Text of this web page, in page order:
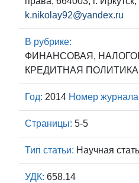
k.nikolay92@yandex.ru
В рубрике:
ФИНАНСОВАЯ,
КРЕДИТНАЯ ПОЛИТИКА
Год: 2014 Номер
Страницы: 5-5
Тип статьи: Научная
УДК: 658.14